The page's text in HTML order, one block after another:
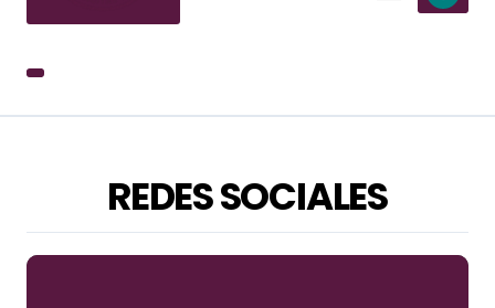
REDES SOCIALES